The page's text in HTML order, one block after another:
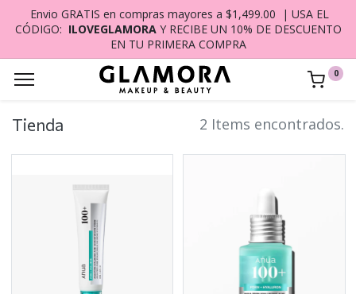
Envio GRATIS en compras mayores a $1,499.00 | USA EL
CÓDIGO: ILOVEGLAMORA Y RECIBE UN 10% DE DESCUENTO
EN TU PRIMERA COMPRA
0
Tienda 2 Items encontrados.